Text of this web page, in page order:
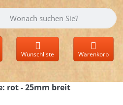
Sie einen Suchbegriff ein.
Wunschliste Warenkorb
rot - 25mm breit